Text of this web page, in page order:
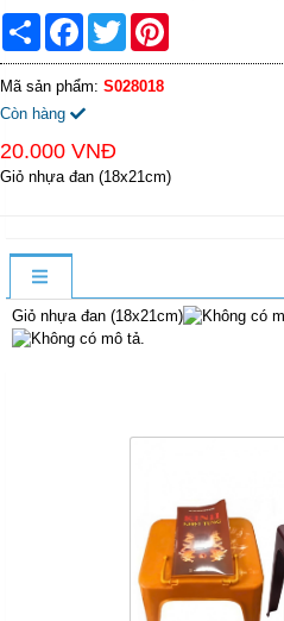
Share FacebookTwitter
Mã sản phẩm: S028018
Còn hàng
20.000 VNĐ
Giỏ nhựa đan (18x21cm)
Giỏ nhựa đan (18x21cm)